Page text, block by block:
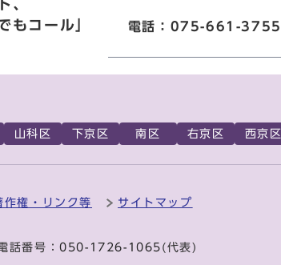
、
もコール」 電話：075-661-3755
山科区 下京区 南区 右京区 西京区
作権・リンク等 サイトマップ
話番号：050-1726-1065 (代表)